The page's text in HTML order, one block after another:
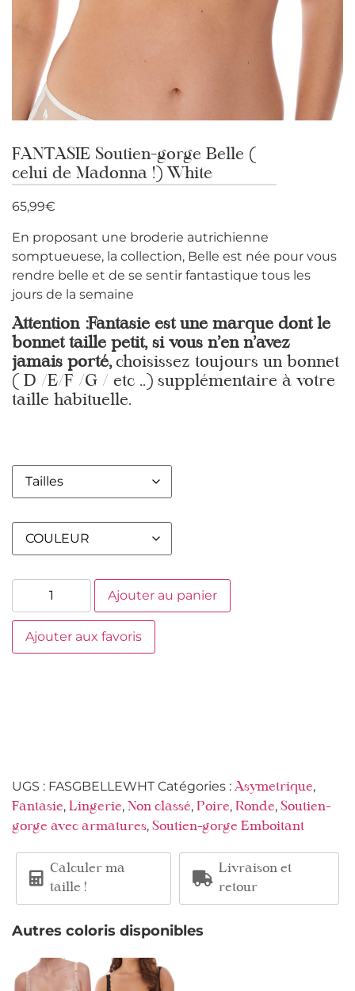
FANTASIE Soutien-gorge Belle (
celui de Madonna !) White
65,99€
En proposant une broderie autrichienne
somptueuese, la collection, Belle est née pour vous
rendre belle et de se sentir fantastique tous les
jours de la semaine
Attention :Fantasie est une marque dont le
bonnet taille petit, si vous n’en n’avez
jamais porté, choisissez toujours un bonnet
( D /E/F /G / etc ..) supplémentaire à votre
taille habituelle.
Ajouter au panier
Ajouter aux favoris
UGS : FASGBELLEWHT Catégories : Asymetrique,
Fantasie, Lingerie, Non classé, Poire, Ronde, Soutien-
gorge avec armatures, Soutien-gorge Emboitant
Calculer ma
taille !
Livraison et
retour
Autres coloris disponibles